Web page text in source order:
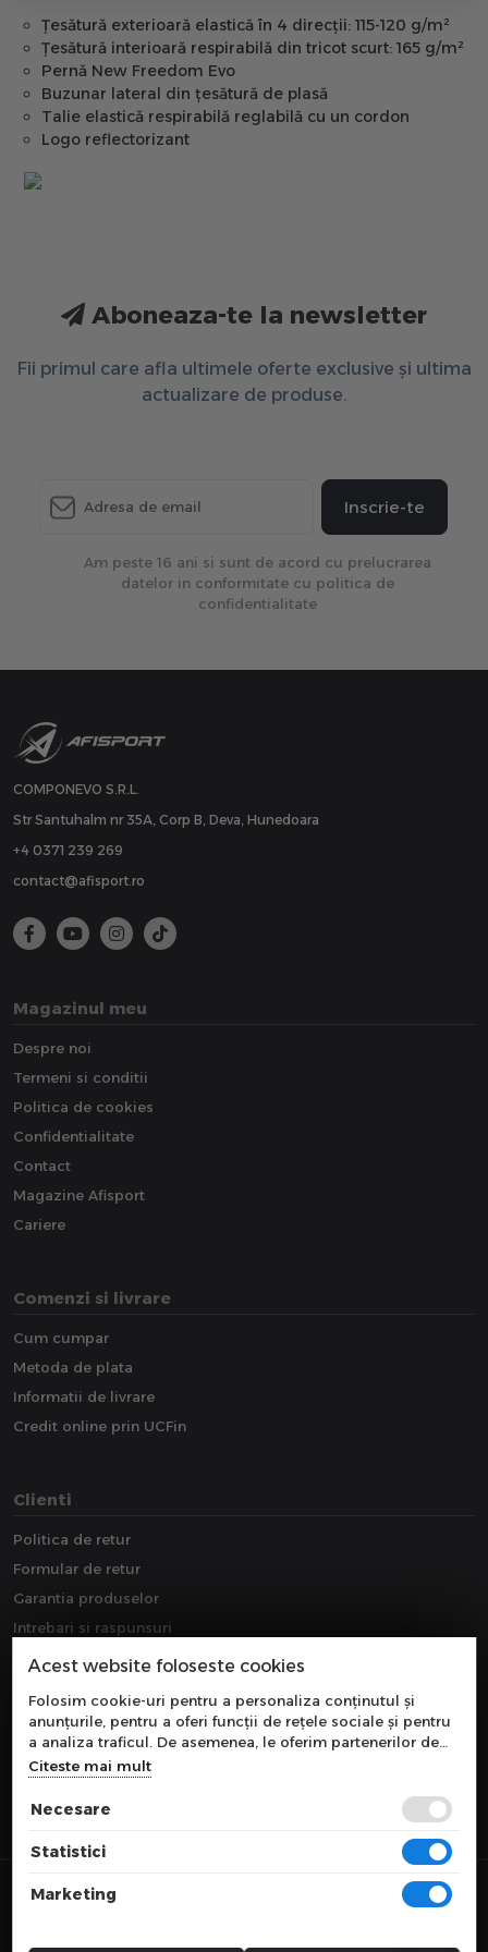
Țesătură exterioară elastică în 4 direcții: 115-120 g/m²
Țesătură interioară respirabilă din tricot scurt: 165 g/m²
Pernă New Freedom Evo
Buzunar lateral din țesătură de plasă
Talie elastică respirabilă reglabilă cu un cordon
Logo reflectorizant
Aboneaza-te la newsletter
Fii primul care afla ultimele oferte exclusive și ultima
actualizare de produse.
Inscrie-te
Am peste 16 ani si sunt de acord cu prelucrarea
datelor in conformitate cu politica de
confidentialitate
COMPONEVO S.R.L.
Str Santuhalm nr 35A, Corp B, Deva, Hunedoara
+4 0371 239 269
contact@afisport.ro
Magazinul meu
Despre noi
Termeni si conditii
Politica de cookies
Confidentialitate
Contact
Magazine Afisport
Cariere
Comenzi si livrare
Cum cumpar
Metoda de plata
Informatii de livrare
Credit online prin UCFin
Clienti
Politica de retur
Formular de retur
Garantia produselor
Intrebari si raspunsuri
Downloads
Acest website foloseste cookies
Folosim cookie-uri pentru a personaliza conținutul și
anunțurile, pentru a oferi funcții de rețele sociale și pentru
a analiza traficul. De asemenea, le oferim partenerilor de
rețele sociale, de publicitate și de analize informații cu
privire la modul în care folosiți site-ul nostru. Aceștia le
pot combina cu alte informații oferite de dvs. sau culese în
Citeste mai mult
Necesare
Statistici
Marketing